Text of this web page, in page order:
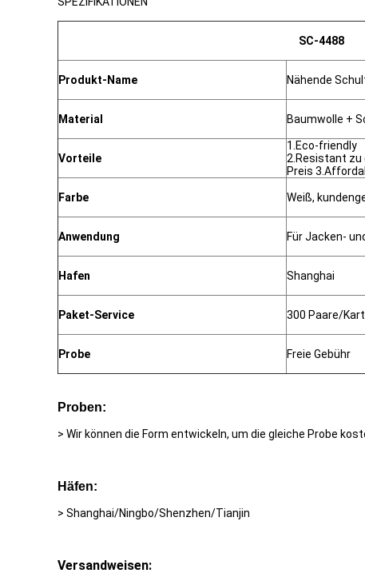
SC-4488
Produkt-Name Nähende
Material Baumwolle +
Vorteile
1.Eco-friendly
2.Resistant zu
Preis
Farbe Weiß,
Anwendung Für Jacken-
Hafen Shanghai
Paket-Service 300 Paare/
Probe Freie Gebühr
Proben:
> Wir können die Form entwickeln, um die gleiche Probe
Häfen:
> Shanghai/Ningbo/Shenzhen/Tianjin
Versandweisen: